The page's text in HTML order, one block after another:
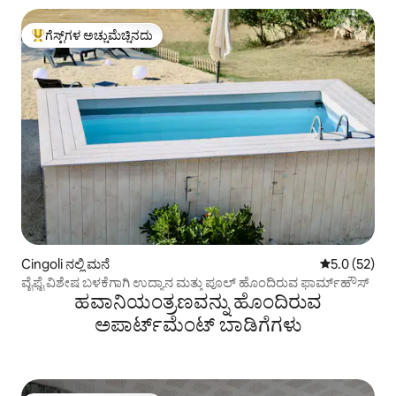
ಗೆಸ್ಟ್‌ಗಳಿಗೆ ಅತಿ ಹೆಚ್ಚು ಅಚ್ಚುಮೆಚ್ಚಿನದು
ಗೆಸ್ಟ್‌ಗಳ ಅಚ್ಚುಮೆಚ್ಚಿನದು
Cingoli ನಲ್ಲಿ ಮನೆ 5 ರಲ್ಲಿ 5.0
5.0 (52)
ವೈಫೈ ವಿಶೇಷ ಬಳಕೆಗಾಗಿ ಉದ್ಯಾನ ಮತ್ತು ಪೂಲ್ ಹೊಂದಿರುವ ಫಾರ್ಮ್‌ಹೌಸ್
ಹವಾನಿಯಂತ್ರಣವನ್ನು ಹೊಂದಿರುವ
ಅಪಾರ್ಟ್‌ಮೆಂಟ್‌ ಬಾಡಿಗೆಗಳು